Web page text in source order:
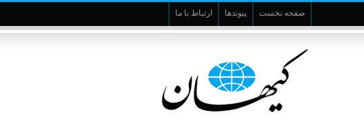
صفحه نخست پیوندها ارتباط با ما